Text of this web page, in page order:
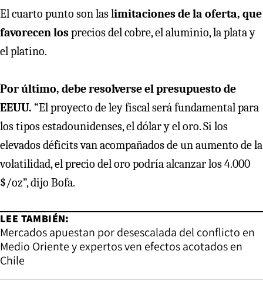
El cuarto punto son las limitaciones de la oferta, que
favorecen losprecios del cobre, el aluminio, la plata y
el platino.
Por último, debe resolverse el presupuesto de
EEUU. “El proyecto de ley fiscal será fundamental para
los tipos estadounidenses, el dólar y el oro. Si los
elevados déficits van acompañados de un aumento de la
volatilidad, el precio del oro podría alcanzar los 4.000
$/oz”, dijo Bofa.
LEE TAMBIÉN:
Mercados apuestan por desescalada del conflicto en
Medio Oriente y expertos ven efectos acotados en
Chile